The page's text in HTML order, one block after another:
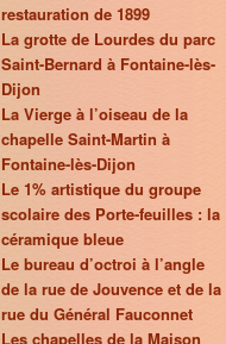
restauration de 1899
La grotte de Lourdes du parc
Saint-Bernard à Fontaine-lès-
Dijon
La Vierge à l’oiseau de la
chapelle Saint-Martin à
Fontaine-lès-Dijon
Le 1% artistique du groupe
scolaire des Porte-feuilles : la
céramique bleue
Le bureau d’octroi à l’angle
de la rue de Jouvence et de la
rue du Général Fauconnet
Les chapelles de la Maison